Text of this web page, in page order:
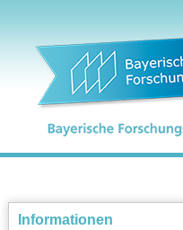
Informationen